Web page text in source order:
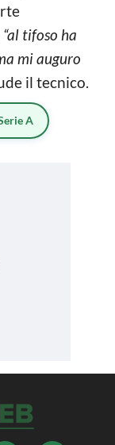
“al tifoso ha
mi auguro
il tecnico.
A